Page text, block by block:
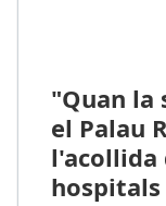
"Quan la
el Palau
l'acollida